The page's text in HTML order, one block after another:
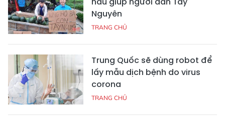
Nguyên
TRANG CHỦ
Trung Quốc sẽ dùng robot để
lấy mẫu dịch bệnh do virus
corona
TRANG CHỦ